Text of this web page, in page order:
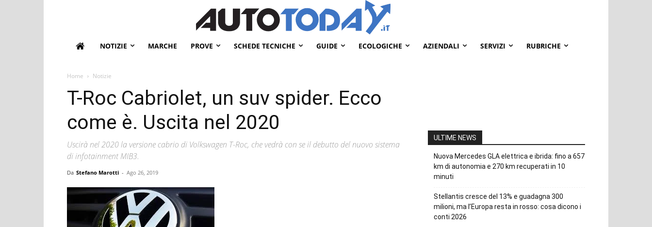
NOTIZIE MARCHE PROVE SCHEDE TECNICHE GUIDE ECOLOGICHE AZIENDALI SERVIZI RUBRICHE
Home Notizie
T-Roc Cabriolet, un suv spider. Ecco
come è. Uscita nel 2020
Uscirà nel 2020 la versione cabrio di Volkswagen T-Roc, che vedrà con se il debutto del nuovo sistema
di infotainment MIB3.
Da Stefano Marotti - Ago 26, 2019
ULTIME NEWS
Nuova Mercedes GLA elettrica e ibrida: fino a 657
km di autonomia e 270 km recuperati in 10
minuti
Stellantis cresce del 13% e guadagna 300
milioni, ma l’Europa resta in rosso: cosa dicono i
conti 2026